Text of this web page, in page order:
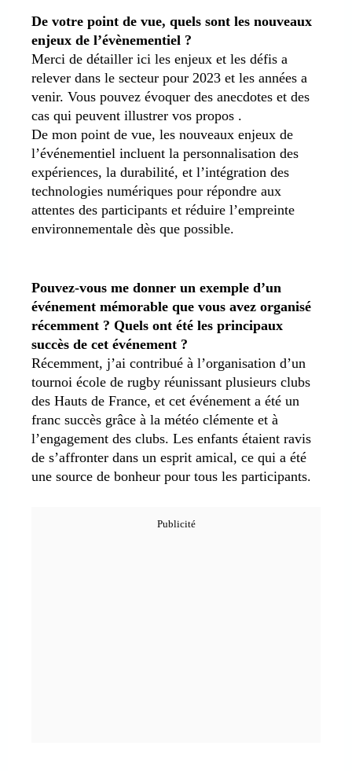
De votre point de vue, quels sont les nouveaux
enjeux de l’évènementiel ?
Merci de détailler ici les enjeux et les défis a
relever dans le secteur pour 2023 et les années a
venir. Vous pouvez évoquer des anecdotes et des
cas qui peuvent illustrer vos propos .
De mon point de vue, les nouveaux enjeux de
l’événementiel incluent la personnalisation des
expériences, la durabilité, et l’intégration des
technologies numériques pour répondre aux
attentes des participants et réduire l’empreinte
environnementale dès que possible.
Pouvez-vous me donner un exemple d’un
événement mémorable que vous avez organisé
récemment ? Quels ont été les principaux
succès de cet événement ?
Récemment, j’ai contribué à l’organisation d’un
tournoi école de rugby réunissant plusieurs clubs
des Hauts de France, et cet événement a été un
franc succès grâce à la météo clémente et à
l’engagement des clubs. Les enfants étaient ravis
de s’affronter dans un esprit amical, ce qui a été
une source de bonheur pour tous les participants.